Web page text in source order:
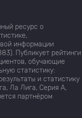
ресурс о
информации
Публикует рейтинги
обучающие
статистику:
и статистику
Ла Лига, Серия А,
партнёром